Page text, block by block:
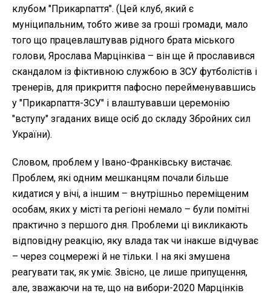
клубом "Прикарпаття". (Цей клуб, який є
муніципальним, тобто живе за гроші громади, мало
того що працевлаштував рідного брата міського
голови, Ярослава Марцінківа – він ще й прославився
скандалом із фіктивною службою в ЗСУ футболістів і
тренерів, для прикриття пафосно перейменувавшись
у "Прикарпаття-ЗСУ" і влаштувавши церемонію
"вступу" згаданих вище осіб до складу Збройних сил
України).
Словом, проблем у Івано-Франківську вистачає.
Проблем, які одним мешканцям почали більше
кидатися у вічі, а іншим – внутрішньо переміщеним
особам, яких у місті та регіоні немало – були помітні
практично з першого дня. Проблеми ці викликають
відповідну реакцію, яку влада так чи інакше відчуває
– через соцмережі й не тільки. І на які змушена
реагувати так, як уміє. Звісно, це лише припущення,
але, зважаючи на те, що на вибори-2020 Марцінків